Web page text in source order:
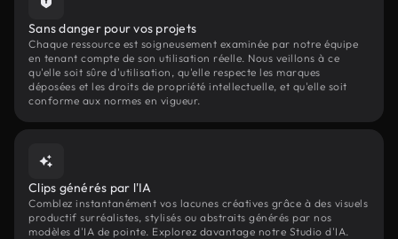
Sans danger pour vos projets
Chaque ressource est soigneusement examinée par notre équipe
en tenant compte de son utilisation réelle. Nous veillons à ce
qu'elle soit sûre d'utilisation, qu'elle respecte les marques
déposées et les droits de propriété intellectuelle, et qu'elle soit
conforme aux normes en vigueur.
Clips générés par l'IA
Comblez instantanément vos lacunes créatives grâce à des visuels
productif surréalistes, stylisés ou abstraits générés par nos
modèles d'IA de pointe. Explorez davantage notre Studio d'IA.